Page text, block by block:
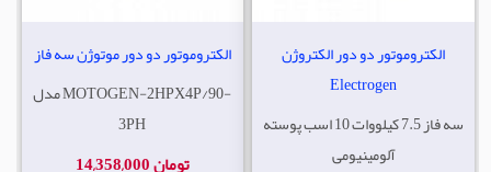
الکتروموتور دو دور موتوژن سه فاز
مدل MOTOGEN-2HPX4P/90-
3PH
14,358,000 تومان
الکتروموتور دو دور الکتروژن
Electrogen
سه فاز 7.5 کیلووات 10 اسب پوسته
آلومینیومی